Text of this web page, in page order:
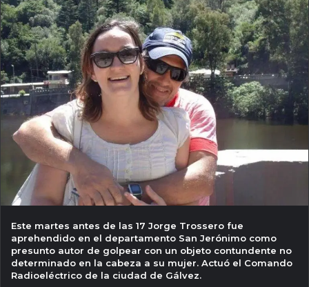
Este martes antes de las 17 Jorge Trossero fue
aprehendido en el departamento San Jerónimo como
presunto autor de golpear con un objeto contundente no
determinado en la cabeza a su mujer. Actuó el Comando
Radioeléctrico de la ciudad de Gálvez.